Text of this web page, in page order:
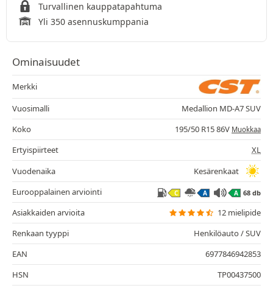
Turvallinen kauppatapahtuma
Yli 350 asennuskumppania
Ominaisuudet
Merkki
Vuosimalli
Medallion MD-A7 SUV
Koko
195/50 R15 86V Muokkaa
Ertyispiirteet
XL
Vuodenaika
Kesärenkaat
Eurooppalainen arviointi
C A A 68 db
Asiakkaiden arvioita
12 mielipide
Renkaan tyyppi
Henkilöauto / SUV
EAN
6977846942853
HSN
TP00437500